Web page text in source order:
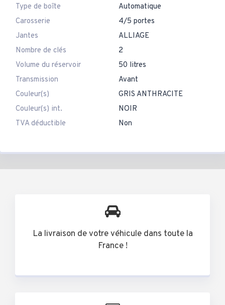
Type de boîte
Automatique
Carosserie
4/5 portes
Jantes
ALLIAGE
Nombre de clés
2
Volume du réservoir
50 litres
Transmission
Avant
Couleur(s)
GRIS ANTHRACITE
Couleur(s) int.
NOIR
TVA déductible
Non
La livraison de votre véhicule dans toute la
France !